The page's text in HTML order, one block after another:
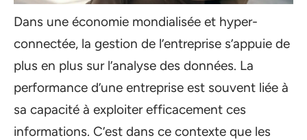
Dans une économie mondialisée et hyper-
connectée, la gestion de l’entreprise s’appuie de
plus en plus sur l’analyse des données. La
performance d’une entreprise est souvent liée à
sa capacité à exploiter efficacement ces
informations. C’est dans ce contexte que les